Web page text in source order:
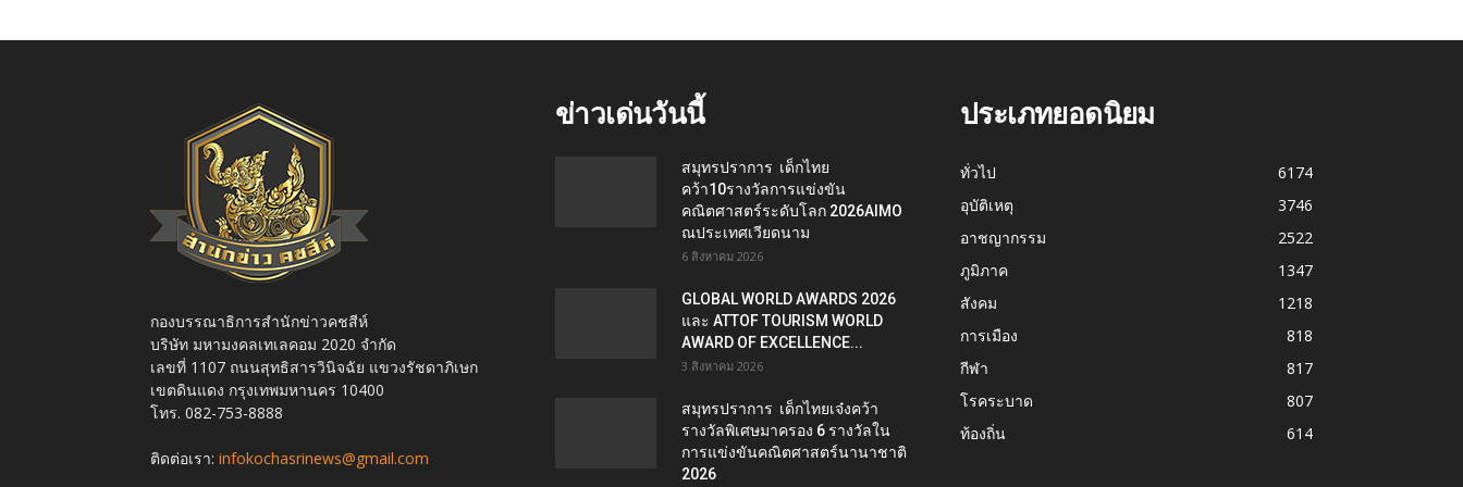
กองบรรณาธิการสำนักข่าวคชสีห์
บริษัท มหามงคลเทเลคอม 2020 จำกัด
เลขที่ 1107 ถนนสุทธิสารวินิจฉัย แขวงรัชดาภิเษก
เขตดินแดง กรุงเทพมหานคร 10400
โทร. 082-753-8888
ติดต่อเรา: infokochasrinews@gmail.com
ข่าวเด่นวันนี้
สมุทรปราการ เด็กไทย
คว้า10รางวัลการแข่งขัน
คณิตศาสตร์ระดับโลก 2026AIMO
ณประเทศเวียดนาม
6 สิงหาคม 2026
GLOBAL WORLD AWARDS 2026
และ ATTOF TOURISM WORLD
AWARD OF EXCELLENCE...
3 สิงหาคม 2026
สมุทรปราการ เด็กไทยเจ๋งคว้า
รางวัลพิเศษมาครอง 6 รางวัลใน
การแข่งขันคณิตศาสตร์นานาชาติ
2026
ประเภทยอดนิยม
ทั่วไป
6174
อุบัติเหตุ
3746
อาชญากรรม
2522
ภูมิภาค
1347
สังคม
1218
การเมือง
818
กีฬา
817
โรคระบาด
807
ท้องถิ่น
614